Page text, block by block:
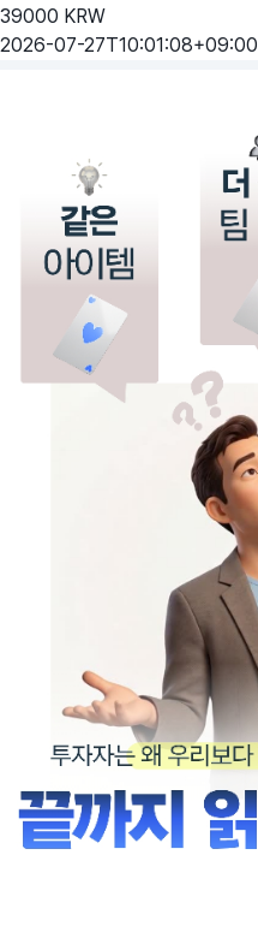
39000 KRW
2026-07-27T10:01:08+09:00